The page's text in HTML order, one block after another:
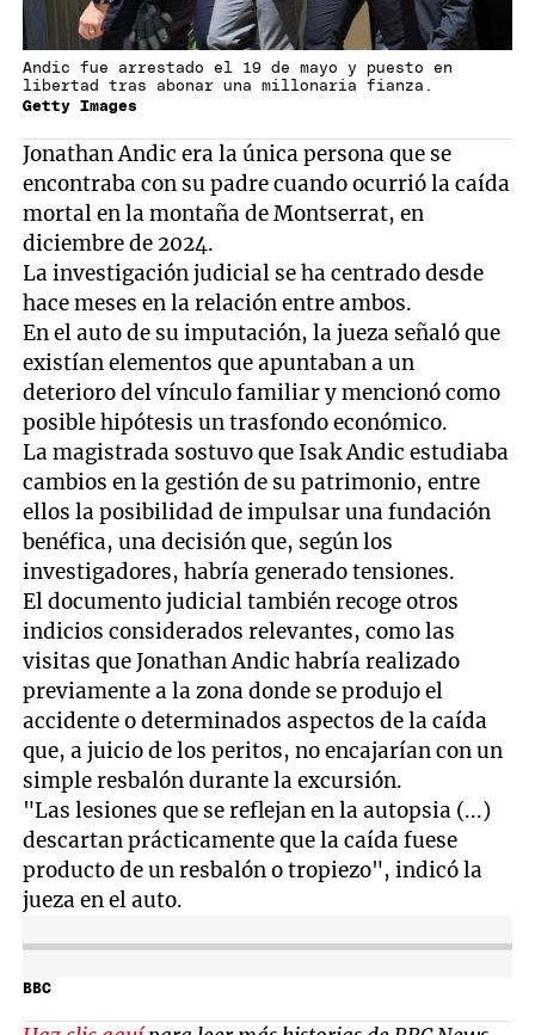
Getty Images
Andic fue arrestado el 19 de mayo y puesto en
libertad tras abonar una millonaria fianza.
Jonathan Andic era la única persona que se
encontraba con su padre cuando ocurrió la caída
mortal en la montaña de Montserrat, en
diciembre de 2024.
La investigación judicial se ha centrado desde
hace meses en la relación entre ambos.
En el auto de su imputación, la jueza señaló que
existían elementos que apuntaban a un
deterioro del vínculo familiar y mencionó como
posible hipótesis un trasfondo económico.
La magistrada sostuvo que Isak Andic estudiaba
cambios en la gestión de su patrimonio, entre
ellos la posibilidad de impulsar una fundación
benéfica, una decisión que, según los
investigadores, habría generado tensiones.
El documento judicial también recoge otros
indicios considerados relevantes, como las
visitas que Jonathan Andic habría realizado
previamente a la zona donde se produjo el
accidente o determinados aspectos de la caída
que, a juicio de los peritos, no encajarían con un
simple resbalón durante la excursión.
"Las lesiones que se reflejan en la autopsia (...)
descartan prácticamente que la caída fuese
producto de un resbalón o tropiezo", indicó la
jueza en el auto.
BBC